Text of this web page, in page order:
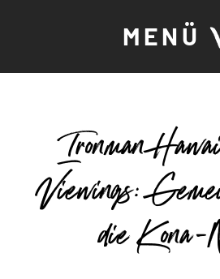
MENÜ
Ironman
Viewings:
die